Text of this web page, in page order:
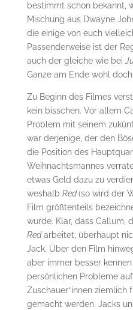
bestimmt schon bekannt,
Mischung aus Dwayne
die einige von euch
Passenderweise ist der
auch der gleiche wie bei
Ganze am Ende wohl
Zu Beginn des Filmes
kein bisschen. Vor allem
Problem mit seinem
war derjenige, der den
die Position des
Weihnachtsmannes
etwas Geld dazu zu
weshalb Red(so wird der
Film größtenteils
wurde. Klar, dass Callum,
Redarbeitet, überhaupt
Jack. Über den Film
aber immer besser
persönlichen Probleme
Zuschauer*innen ziemlich
gemacht werden. Jacks